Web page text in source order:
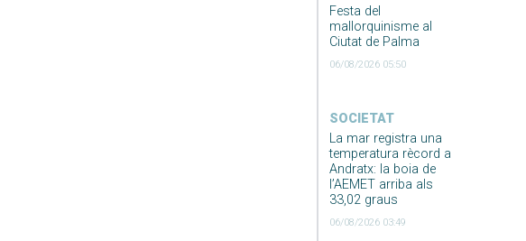
Festa del
mallorquinisme al
Ciutat de Palma
06/08/2026 05:50
SOCIETAT
La mar registra una
temperatura rècord a
Andratx: la boia de
l’AEMET arriba als
33,02 graus
06/08/2026 03:49